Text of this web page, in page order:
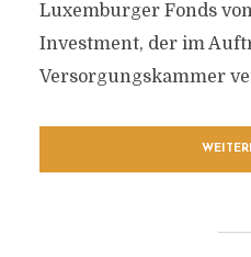
Luxemburger Fonds
Investment, der im
Versorgungskammer